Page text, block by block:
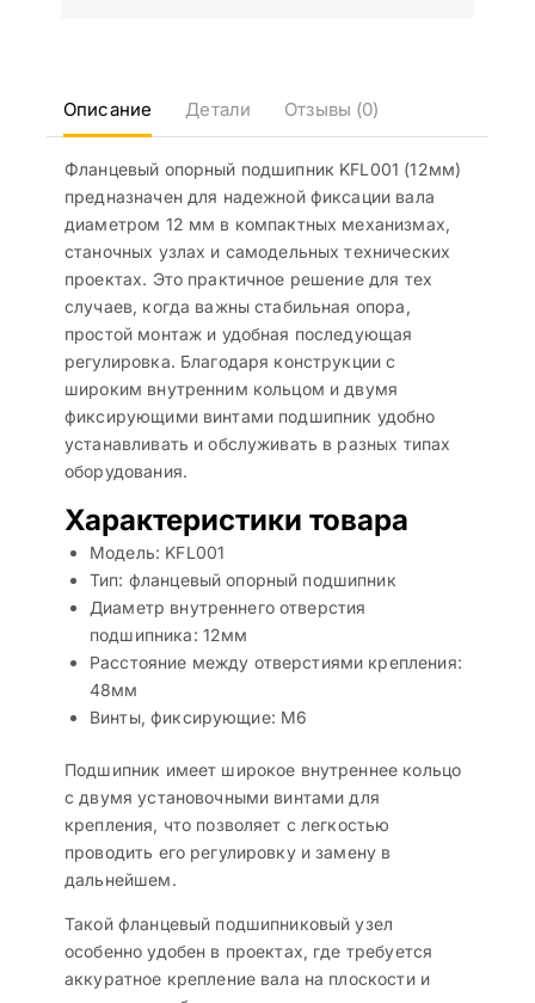
Описание Детали Отзывы (0)
Фланцевый опорный подшипник KFL001 (12мм)
предназначен для надежной фиксации вала
диаметром 12 мм в компактных механизмах,
станочных узлах и самодельных технических
проектах. Это практичное решение для тех
случаев, когда важны стабильная опора,
простой монтаж и удобная последующая
регулировка. Благодаря конструкции с
широким внутренним кольцом и двумя
фиксирующими винтами подшипник удобно
устанавливать и обслуживать в разных типах
оборудования.
Характеристики товара
Модель: KFL001
Тип: фланцевый опорный подшипник
Диаметр внутреннего отверстия
подшипника: 12мм
Расстояние между отверстиями крепления:
48мм
Винты, фиксирующие: М6
Подшипник имеет широкое внутреннее кольцо
с двумя установочными винтами для
крепления, что позволяет с легкостью
проводить его регулировку и замену в
дальнейшем.
Такой фланцевый подшипниковый узел
особенно удобен в проектах, где требуется
аккуратное крепление вала на плоскости и